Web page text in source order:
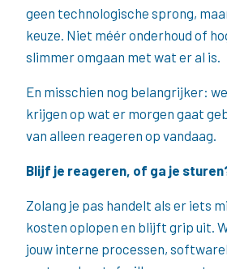
geen technologische sprong,
keuze. Niet méér onderhoud of
slimmer omgaan met wat er al is.
En misschien nog belangrijker:
krijgen op wat er morgen gaat
van alleen reageren op vandaag.
Blijf je reageren, of ga je
Zolang je pas handelt als er iets
kosten oplopen en blijft grip uit.
jouw interne processen,